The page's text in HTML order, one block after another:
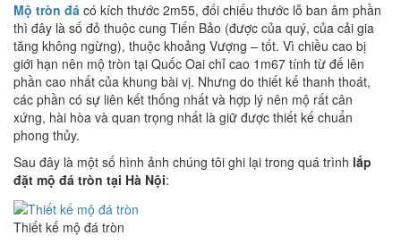
Mộ tròn đá có kích thước 2m55, đối chiếu thước lỗ ban âm phần
thì đây là số đỏ thuộc cung Tiến Bảo (được của quý, của cải gia
tăng không ngừng), thuộc khoảng Vượng – tốt. Vì chiều cao bị
giới hạn nên mộ tròn tại Quốc Oai chỉ cao 1m67 tính từ đế lên
phần cao nhất của khung bài vị. Nhưng do thiết kế thanh thoát,
các phần có sự liên kết thống nhất và hợp lý nên mộ rất cân
xứng, hài hòa và quan trọng nhất là giữ được thiết kế chuẩn
phong thủy.
Sau đây là một số hình ảnh chúng tôi ghi lại trong quá trình lắp
đặt mộ đá tròn tại Hà Nội:
Thiết kế mộ đá tròn